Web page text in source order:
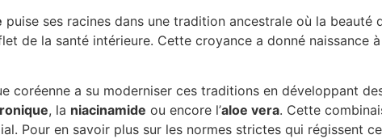
puise ses racines dans une tradition ancestrale où la
de la santé intérieure. Cette croyance a donné
coréenne a su moderniser ces traditions en développant
, la niacinamide ou encore l’aloe vera. Cette
Pour en savoir plus sur les normes strictes qui régissent